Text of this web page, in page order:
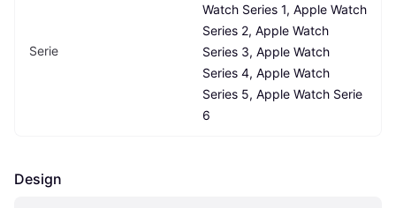
Serie
Watch Series 1, Apple Watch
Series 2, Apple Watch
Series 3, Apple Watch
Series 4, Apple Watch
Series 5, Apple Watch Serie
6
Design